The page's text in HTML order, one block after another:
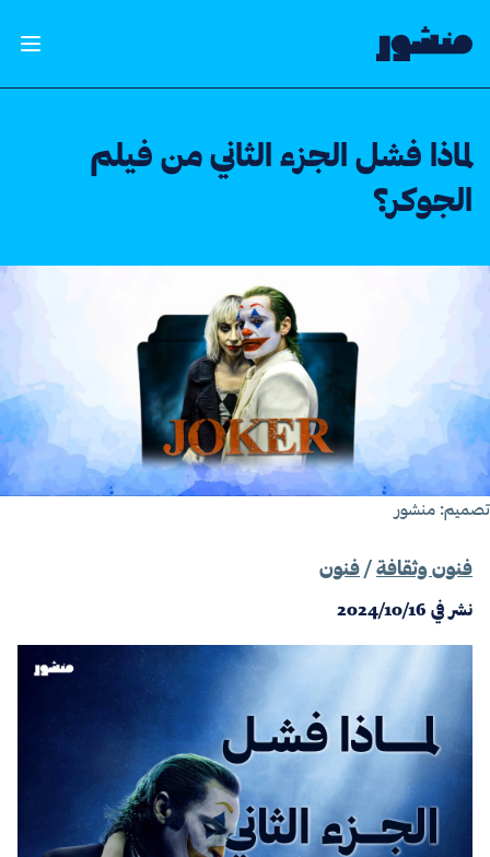
الصفحة الرئيسية
فتح
لماذا فشل الجزء الثاني من فيلم
الجوكر؟
منشور
فنون وثقافة/ فنون
نشر في2024/10/16